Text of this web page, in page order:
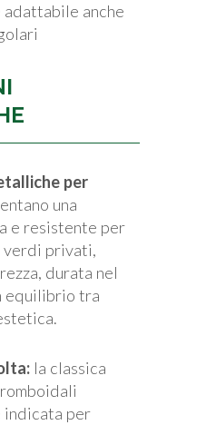
anche
per
una
e resistente per
verdi privati,
durata nel
equilibrio tra
la classica
per